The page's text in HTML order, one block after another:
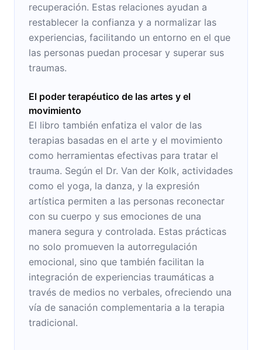
recuperación. Estas relaciones ayudan a
restablecer la confianza y a normalizar las
experiencias, facilitando un entorno en el que
las personas puedan procesar y superar sus
traumas.
El poder terapéutico de las artes y el
movimiento
El libro también enfatiza el valor de las
terapias basadas en el arte y el movimiento
como herramientas efectivas para tratar el
trauma. Según el Dr. Van der Kolk, actividades
como el yoga, la danza, y la expresión
artística permiten a las personas reconectar
con su cuerpo y sus emociones de una
manera segura y controlada. Estas prácticas
no solo promueven la autorregulación
emocional, sino que también facilitan la
integración de experiencias traumáticas a
través de medios no verbales, ofreciendo una
vía de sanación complementaria a la terapia
tradicional.